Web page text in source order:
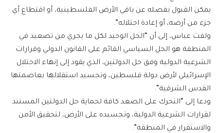
يمكن القبول بفصله عن باقي الأرض الفلسطينية، أو اقتطاع أي
جزء من أرضه، أو إعادة احتلاله”.
ولفت عباس، إلى أن “الحل الوحيد لكل ما يجري من تصعيد في
المنطقة هو الحل السياسي القائم على القانون الدولي وقرارات
الشرعية الدولية وفق حل الدولتين، الذي يقود إلى إنهاء الاحتلال
الإسرائيلي لأرض دولة فلسطين، وتجسيد استقلالها بعاصمتها
القدس الشرقية”.
ودعا إلى “التحرك على الصعد كافة لحماية حل الدولتين المستند
لقرارات الشرعية الدولية، وتجسيده على الأرض، لتحقيق الأمن
والاستقرار في المنطقة”.